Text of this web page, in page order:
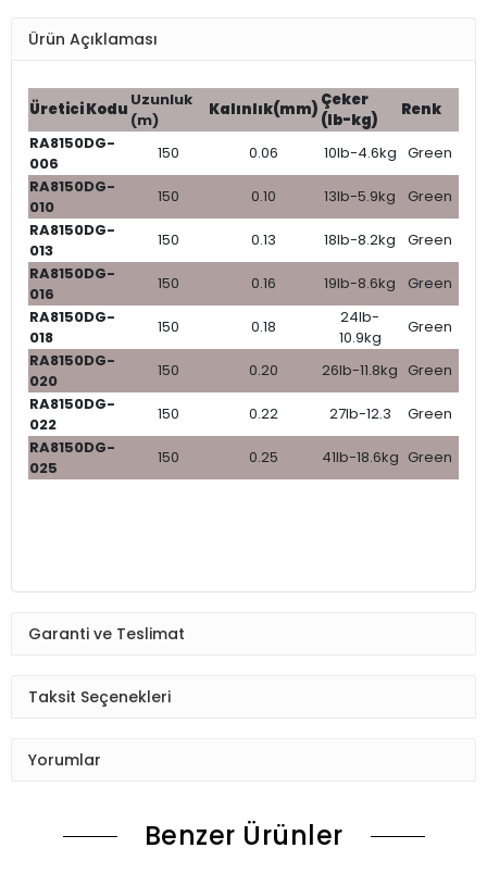
Ürün Açıklaması
Üretici Kodu Uzunluk
(m)
Kalınlık(mm) Çeker
(lb-kg)
Renk
RA8150DG-
006
150 0.06 10lb-4.6kg Green
RA8150DG-
010
150 0.10 13lb-5.9kg
Green
RA8150DG-
013
150 0.13 18lb-8.2kg
Green
RA8150DG-
016
150 0.16 19lb-8.6kg
Green
RA8150DG-
018
150 0.18
24lb-
10.9kg
Green
RA8150DG-
020
150 0.20 26lb-11.8kg Green
RA8150DG-
022
150 0.22 27lb-12.3
Green
RA8150DG-
025
150 0.25 41lb-18.6kg Green
Garanti ve Teslimat
Taksit Seçenekleri
Yorumlar
Benzer Ürünler